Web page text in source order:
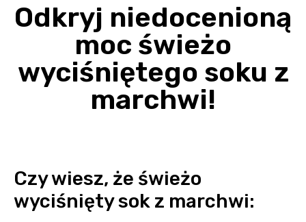
Odkryj niedocenioną
moc świeżo
wyciśniętego soku z
marchwi!
Czy wiesz, że świeżo
wyciśnięty sok z marchwi: